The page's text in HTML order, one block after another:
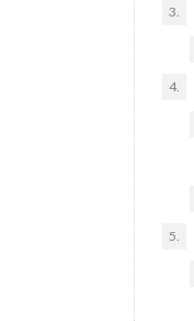
3.
4.
5.